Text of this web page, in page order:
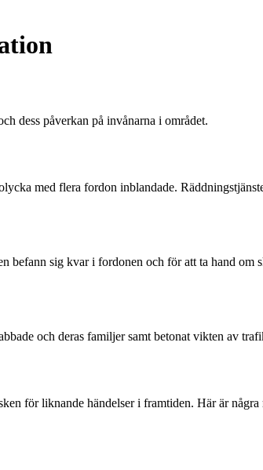
dess påverkan på invånarna i området.
med flera fordon inblandade.
befann sig kvar i fordonen och för att ta hand om
och deras familjer samt betonat vikten av
för liknande händelser i framtiden. Här är några